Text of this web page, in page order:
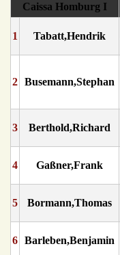
Caissa Homburg I
1 Tabatt,Hendrik
2 Busemann,Stephan
3 Berthold,Richard
4 Gaßner,Frank
5 Bormann,Thomas
6 Barleben,Benjamin